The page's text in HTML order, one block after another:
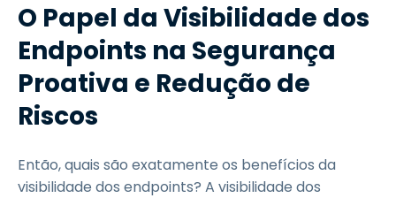
O Papel da Visibilidade dos
Endpoints na Segurança
Proativa e Redução de
Riscos
Então, quais são exatamente os benefícios da
visibilidade dos endpoints? A visibilidade dos